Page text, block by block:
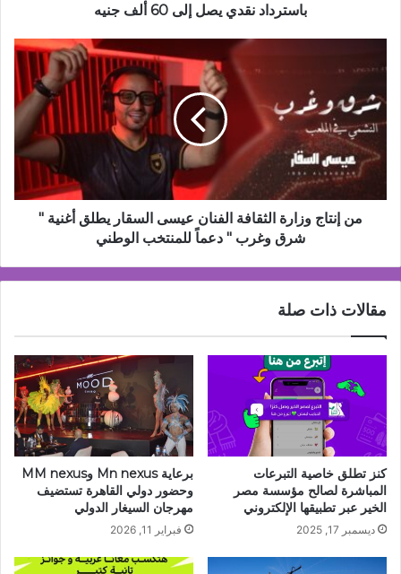
ألف
جنيه
باسترداد نقدي يصل إلى 60 ألف جنيه
إنتاج
الثقافة
الفنان
عيسى
السقار
يطلق
أغنية
للمنتخب
من إنتاج وزارة الثقافة الفنان عيسى السقار يطلق أغنية "
شرق وغرب " دعماً للمنتخب الوطني
مقالات ذات صلة
كنز تطلق خاصية التبرعات
المباشرة لصالح مؤسسة مصر
الخير عبر تطبيقها الإلكتروني
ديسمبر 17, 2025
برعاية Mn nexus وMM nexus
وحضور دولي القاهرة تستضيف
مهرجان السيغار الدولي
فبراير 11, 2026